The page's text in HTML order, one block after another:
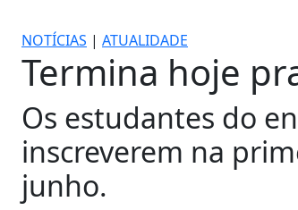
NOTÍCIAS | ATUALIDADE
Termina hoje
Os estudantes do
inscreverem na
junho.